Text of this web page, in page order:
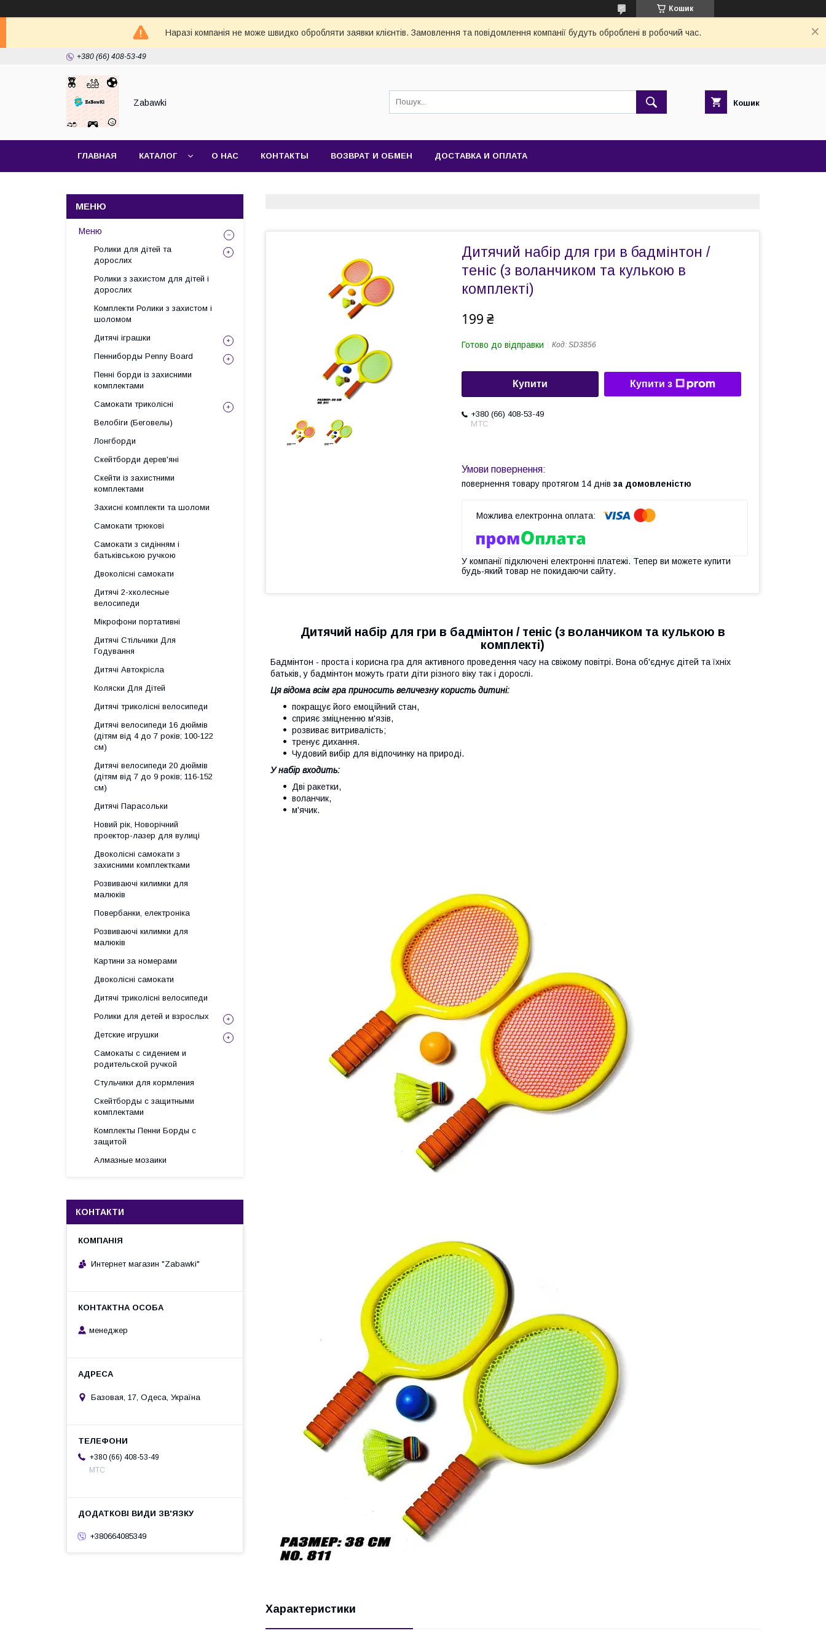
Кошик
Наразі компанія не може швидко обробляти заявки клієнтів. Замовлення та повідомлення компанії будуть оброблені в робочий час.
+380 (66) 408-53-49
Zabawki Кошик
ГЛАВНАЯ КАТАЛОГ О НАС КОНТАКТЫ ВОЗВРАТ И ОБМЕН ДОСТАВКА И ОПЛАТА
Дитячий набір для гри в бадмінтон /
теніс (з воланчиком та кулькою в
комплекті)
199 ₴
Готово до відправки Код: SD3856
Купити Купити з
+380 (66) 408-53-49
МТС
повернення товару протягом 14 днів за домовленістю
У компанії підключені електронні платежі. Тепер ви можете купити
будь-який товар не покидаючи сайту.
Дитячий набір для гри в бадмінтон / теніс (з воланчиком та кулькою в
комплекті)
Бадмінтон - проста і корисна гра для активного проведення часу на свіжому повітрі. Вона об'єднує дітей та їхніх
батьків, у бадмінтон можуть грати діти різного віку так і дорослі.
Ця відома всім гра приносить величезну користь дитині:
покращує його емоційний стан,
сприяє зміцненню м'язів,
розвиває витривалість;
тренує дихання.
Чудовий вибір для відпочинку на природі.
У набір входить:
Дві ракетки,
воланчик,
м'ячик.
Характеристики
Меню
Ролики для дітей та
дорослих
Ролики з захистом для дітей і
дорослих
Комплекти Ролики з захистом і
шоломом
Дитячі іграшки
Пенниборды Penny Board
Пенні борди із захисними
комплектами
Самокати триколісні
Велобіги (Беговелы)
Лонгборди
Скейтборди дерев'яні
Скейти із захистними
комплектами
Захисні комплекти та шоломи
Самокати трюкові
Самокати з сидінням і
батьківською ручкою
Двоколісні самокати
Дитячі 2-хколесные
велосипеди
Мікрофони портативні
Дитячі Стільчики Для
Годування
Дитячі Автокрісла
Коляски Для Дітей
Дитячі триколісні велосипеди
Дитячі велосипеди 16 дюймів
(дітям від 4 до 7 років; 100-122
см)
Дитячі велосипеди 20 дюймів
(дітям від 7 до 9 років; 116-152
см)
Дитячі Парасольки
Новий рік, Новорічний
проектор-лазер для вулиці
Двоколісні самокати з
захисними комплектками
Розвиваючі килимки для
малюків
Повербанки, електроніка
Розвиваючі килимки для
малюків
Картини за номерами
Двоколісні самокати
Дитячі триколісні велосипеди
Ролики для детей и взрослых
Детские игрушки
Самокаты с сидением и
родительской ручкой
Стульчики для кормления
Скейтборды с защитными
комплектами
Комплекты Пенни Борды с
защитой
Алмазные мозаики
КОНТАКТИ
Интернет магазин "Zabawki"
менеджер
Базовая, 17, Одеса, Україна
+380 (66) 408-53-49
МТС
+380664085349